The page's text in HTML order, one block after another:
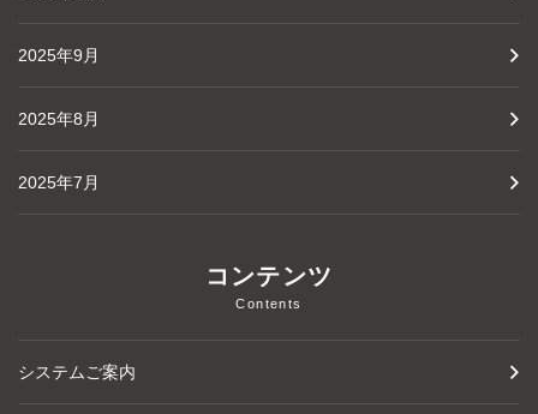
2025年9月
2025年8月
2025年7月
コンテンツ
Contents
システムご案内